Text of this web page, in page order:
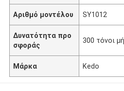
Αριθμό μοντέλου SY1012
Δυνατότητα προ
σφοράς
300 τόνοι
Μάρκα Kedo